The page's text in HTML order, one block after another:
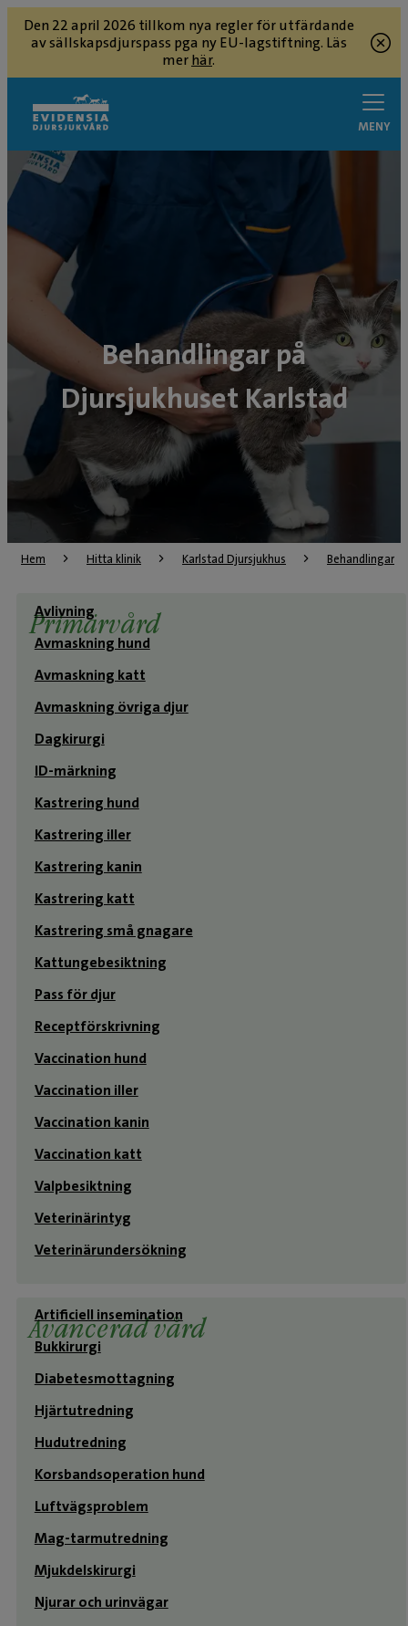
Den 22 april 2026 tillkom nya regler för utfärdande
av sällskapsdjurspass pga ny EU-lagstiftning. Läs
merhär.
MENY
Behandlingar på
Djursjukhuset Karlstad
Hem Hitta klinik Karlstad Djursjukhus Behandlingar
Primärvård
Avlivning
Avmaskning hund
Avmaskning katt
Avmaskning övriga djur
Dagkirurgi
ID-märkning
Kastrering hund
Kastrering iller
Kastrering kanin
Kastrering katt
Kastrering små gnagare
Kattungebesiktning
Pass för djur
Receptförskrivning
Vaccination hund
Vaccination iller
Vaccination kanin
Vaccination katt
Valpbesiktning
Veterinärintyg
Veterinärundersökning
Avancerad vård
Artificiell insemination
Bukkirurgi
Diabetesmottagning
Hjärtutredning
Hudutredning
Korsbandsoperation hund
Luftvägsproblem
Mag-tarmutredning
Mjukdelskirurgi
Njurar och urinvägar